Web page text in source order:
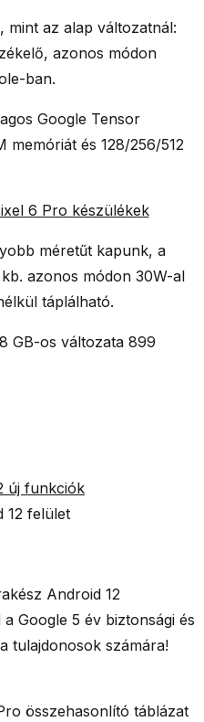
mint az alap változatnál:
azonos módon
ban.
Google Tensor
memóriát és 128/256/512
méretűt kapunk, a
azonos módon 30W-al
táplálható.
GB-os változata 899
12 felület
Android 12
Google 5 év biztonsági és
tulajdonosok számára!
összehasonlító táblázat